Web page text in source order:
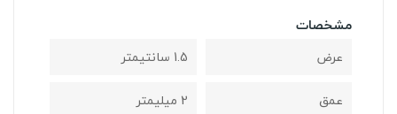
مشخصات
عرض
1.5 سانتیمتر
عمق
2 میلیمتر